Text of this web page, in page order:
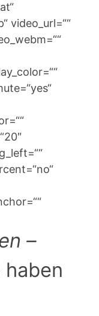
video_url=““
–
haben